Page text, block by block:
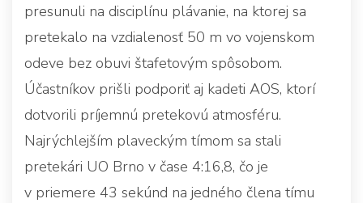
presunuli na disciplínu plávanie, na ktorej sa
pretekalo na vzdialenosť 50 m vo vojenskom
odeve bez obuvi štafetovým spôsobom.
Účastníkov prišli podporiť aj kadeti AOS, ktorí
dotvorili príjemnú pretekovú atmosféru.
Najrýchlejším plaveckým tímom sa stali
pretekári UO Brno v čase 4:16,8, čo je
v priemere 43 sekúnd na jedného člena tímu